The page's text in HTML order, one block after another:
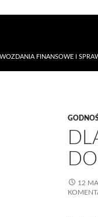
FINANSOWE I
12